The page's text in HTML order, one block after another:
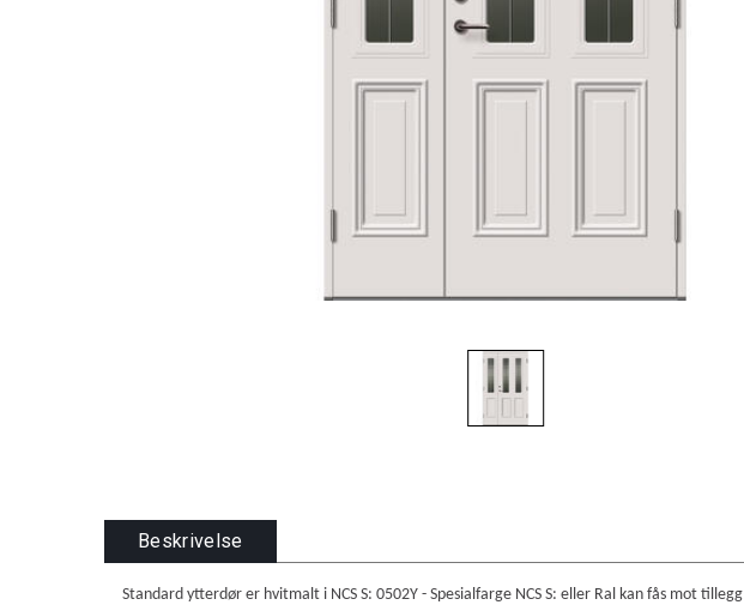
Beskrivelse
Standard ytterdør er hvitmalt i NCS S: 0502Y - Spesialfarge NCS S: eller Ral kan fås mot tillegg